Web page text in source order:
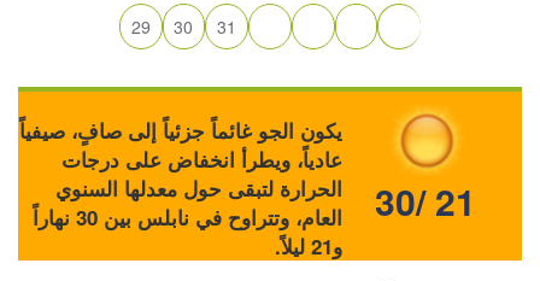
29 30 31
يكون الجو غائماً جزئياً إلى صافٍ، صيفياً
عادياً، ويطرأ انخفاض على درجات
الحرارة لتبقى حول معدلها السنوي
العام، وتتراوح في نابلس بين 30 نهاراً
و21 ليلاً.
30/ 21